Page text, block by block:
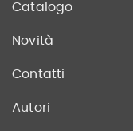
Catalogo
Novità
Contatti
Autori